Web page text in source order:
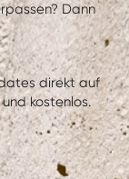
Dann
direkt auf
kostenlos.